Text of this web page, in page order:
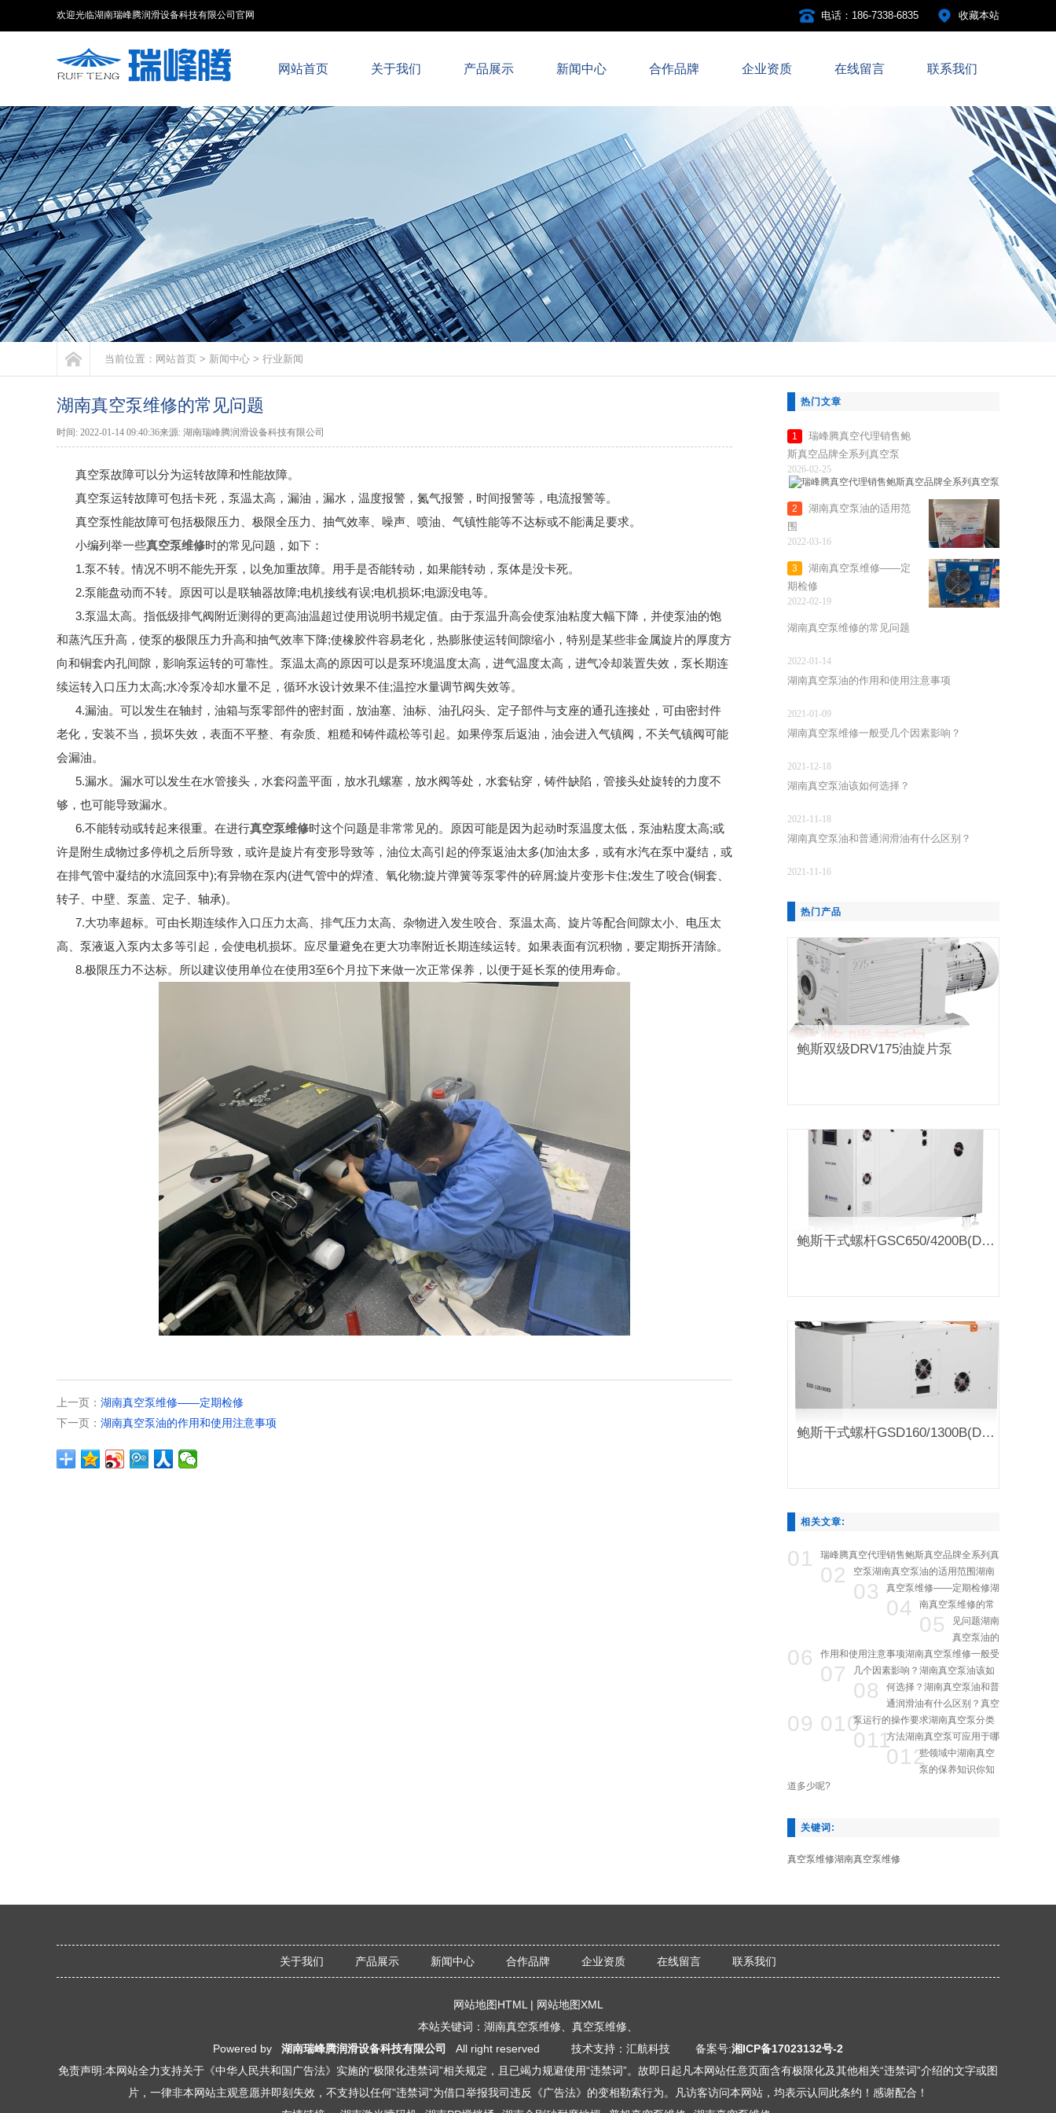
电话：186-7338-6835 收藏本站
欢迎光临湖南瑞峰腾润滑设备科技有限公司官网
网站首页 关于我们 产品展示 新闻中心 合作品牌 企业资质 在线留言 联系我们
当前位置： 网站首页 > 新闻中心 > 行业新闻
湖南真空泵维修的常见问题
时间: 2022-01-14 09:40:36来源: 湖南瑞峰腾润滑设备科技有限公司
真空泵故障可以分为运转故障和性能故障。
真空泵运转故障可包括卡死，泵温太高，漏油，漏水，温度报警，氮气报警，时间报警等，电流报警等。
真空泵性能故障可包括极限压力、极限全压力、抽气效率、噪声、喷油、气镇性能等不达标或不能满足要求。
小编列举一些真空泵维修时的常见问题，如下：
1.泵不转。情况不明不能先开泵，以免加重故障。用手是否能转动，如果能转动，泵体是没卡死。
2.泵能盘动而不转。原因可以是联轴器故障;电机接线有误;电机损坏;电源没电等。
3.泵温太高。指低级排气阀附近测得的更高油温超过使用说明书规定值。由于泵温升高会使泵油粘度大幅下降，并使泵油的饱
和蒸汽压升高，使泵的极限压力升高和抽气效率下降;使橡胶件容易老化，热膨胀使运转间隙缩小，特别是某些非金属旋片的厚度方
向和铜套内孔间隙，影响泵运转的可靠性。泵温太高的原因可以是泵环境温度太高，进气温度太高，进气冷却装置失效，泵长期连
续运转入口压力太高;水冷泵冷却水量不足，循环水设计效果不佳;温控水量调节阀失效等。
4.漏油。可以发生在轴封，油箱与泵零部件的密封面，放油塞、油标、油孔闷头、定子部件与支座的通孔连接处，可由密封件
老化，安装不当，损坏失效，表面不平整、有杂质、粗糙和铸件疏松等引起。如果停泵后返油，油会进入气镇阀，不关气镇阀可能
会漏油。
5.漏水。漏水可以发生在水管接头，水套闷盖平面，放水孔螺塞，放水阀等处，水套钻穿，铸件缺陷，管接头处旋转的力度不
够，也可能导致漏水。
6.不能转动或转起来很重。在进行真空泵维修时这个问题是非常常见的。原因可能是因为起动时泵温度太低，泵油粘度太高;或
许是附生成物过多停机之后所导致，或许是旋片有变形导致等，油位太高引起的停泵返油太多(加油太多，或有水汽在泵中凝结，或
在排气管中凝结的水流回泵中);有异物在泵内(进气管中的焊渣、氧化物;旋片弹簧等泵零件的碎屑;旋片变形卡住;发生了咬合(铜套、
转子、中壁、泵盖、定子、轴承)。
7.大功率超标。可由长期连续作入口压力太高、排气压力太高、杂物进入发生咬合、泵温太高、旋片等配合间隙太小、电压太
高、泵液返入泵内太多等引起，会使电机损坏。应尽量避免在更大功率附近长期连续运转。如果表面有沉积物，要定期拆开清除。
8.极限压力不达标。所以建议使用单位在使用3至6个月拉下来做一次正常保养，以便于延长泵的使用寿命。
上一页： 湖南真空泵维修——定期检修
下一页： 湖南真空泵油的作用和使用注意事项
热门文章
1
瑞峰腾真空代理销售鲍
斯真空品牌全系列真空泵
2026-02-25
2
湖南真空泵油的适用范
围
2022-03-16
3
湖南真空泵维修——定
期检修
2022-02-19
湖南真空泵维修的常见问题
2022-01-14
湖南真空泵油的作用和使用注意事项
2021-01-09
湖南真空泵维修一般受几个因素影响？
2021-12-18
湖南真空泵油该如何选择？
2021-11-18
湖南真空泵油和普通润滑油有什么区别？
2021-11-16
热门产品
鲍斯双级DRV175油旋片泵
鲍斯干式螺杆GSC650/4200B(D）真空泵
鲍斯干式螺杆GSD160/1300B(D)真空泵
相关文章:
01
瑞峰腾真空代理销售鲍斯真空品牌全系列真
空泵
02 湖南真空泵油的适用范围
03
湖南
真空泵维修——定期检修
04
湖
南真空泵维修的常
见问题
05
湖南
真空泵油的
作用和使用注意事项
06
湖南真空泵维修一般受
几个因素影响？
07
湖南真空泵油该如
何选择？
08
湖南真空泵油和普
通润滑油有什么区别？
09
真空
泵运行的操作要求
010
湖南真空泵分类
方法
011
湖南真空泵可应用于哪
些领域中
012
湖南真空
泵的保养知识你知
道多少呢?
关键词:
真空泵维修湖南真空泵维修
关于我们 产品展示 新闻中心 合作品牌 企业资质 在线留言 联系我们
网站地图HTML| 网站地图XML
本站关键词： 湖南真空泵维修、 真空泵维修、
Powered by 湖南瑞峰腾润滑设备科技有限公司 All right reserved 技术支持：汇航科技 备案号:湘ICP备17023132号-2
免责声明:本网站全力支持关于《中华人民共和国广告法》实施的“极限化违禁词”相关规定，且已竭力规避使用“违禁词”。故即日起凡本网站任意页面含有极限化及其他相关“违禁词”介绍的文字或图
片，一律非本网站主观意愿并即刻失效，不支持以任何"违禁词”为借口举报我司违反《广告法》的变相勒索行为。凡访客访问本网站，均表示认同此条约！感谢配合！